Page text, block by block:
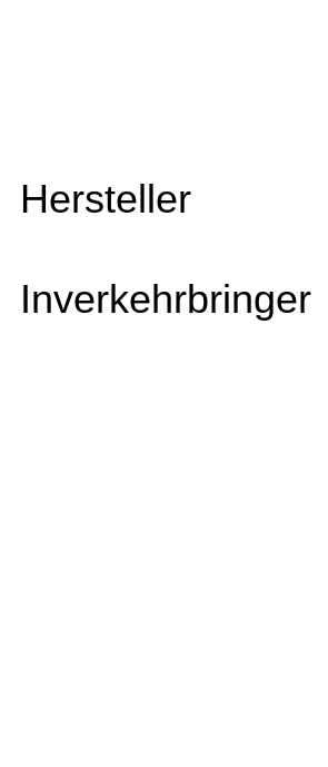
Hersteller
Inverkehrbringer